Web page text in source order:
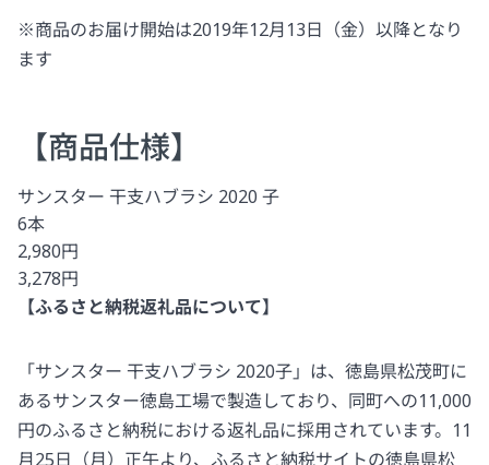
※商品のお届け開始は2019年12月13日（金）以降となり
ます
【商品仕様】
サンスター 干支ハブラシ 2020 子
6本
2,980円
3,278円
【ふるさと納税返礼品について】
「サンスター 干支ハブラシ 2020子」は、徳島県松茂町に
あるサンスター徳島工場で製造しており、同町への11,000
円のふるさと納税における返礼品に採用されています。11
月25日（月）正午より、ふるさと納税サイトの徳島県松